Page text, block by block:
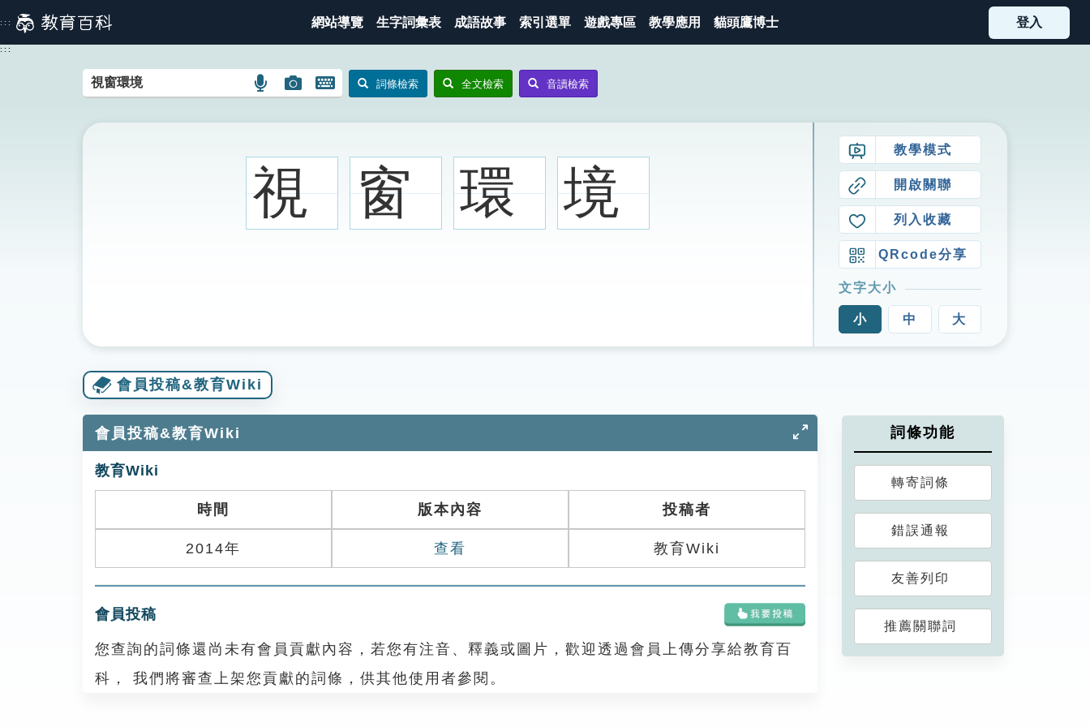
到
主
::: 網站導覽 生字詞彙表 成語故事 索引選單 遊戲專區 教學應用 貓頭鷹博士 登入
:::
語
搜
圖
示
圖
搜
圖
示
開
鍵
圖
詞條檢索 全文檢索 音讀檢索
視 窗 環 境
教學模式
開啟關聯
列入收藏
QRcode分享
文字大小
小 中 大
會員投稿&教育Wiki
會員投稿&教育Wiki
教育Wiki
時間 版本內容 投稿者
2014年 查看 教育Wiki
會員投稿
您查詢的詞條還尚未有會員貢獻內容，若您有注音、釋義或圖片，歡迎透過會員上傳分享給教育百
科， 我們將審查上架您貢獻的詞條，供其他使用者參閱。
詞條功能
轉寄詞條
錯誤通報
友善列印
推薦關聯詞